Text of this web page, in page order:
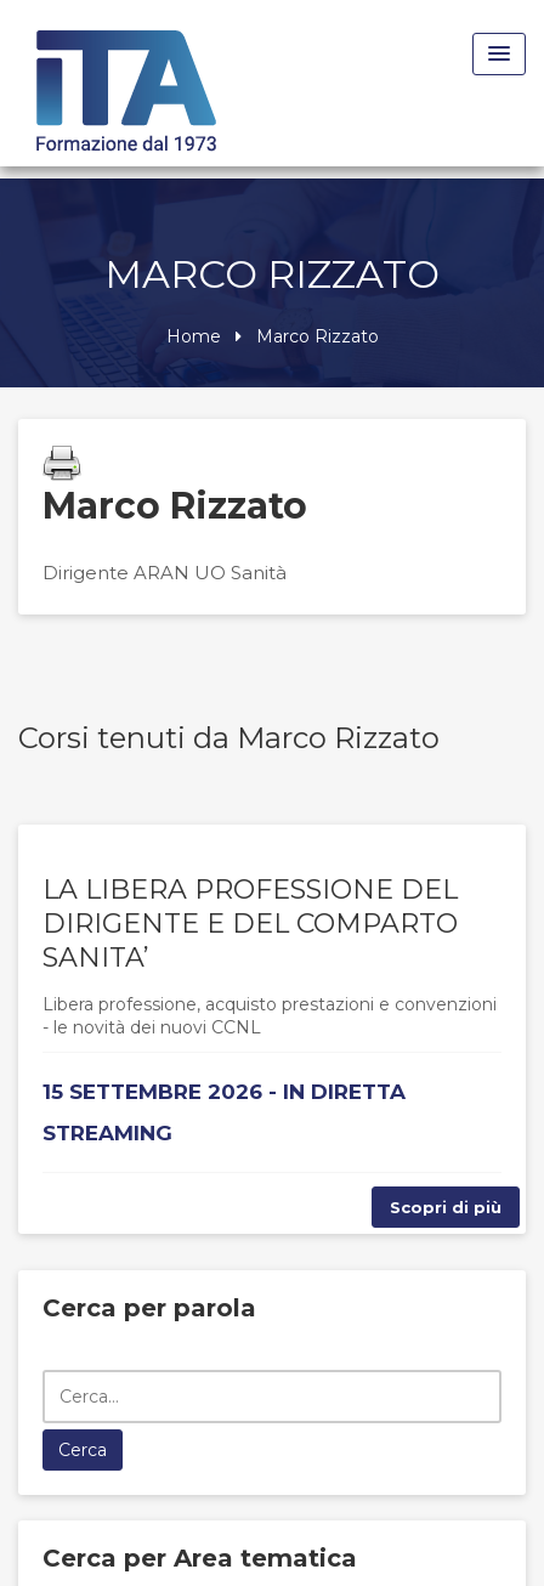
MARCO RIZZATO
Home Marco Rizzato
Marco Rizzato
Dirigente ARAN UO Sanità
Corsi tenuti da Marco Rizzato
LA LIBERA PROFESSIONE DEL
DIRIGENTE E DEL COMPARTO
SANITA’
Libera professione, acquisto prestazioni e convenzioni
- le novità dei nuovi CCNL
15 SETTEMBRE 2026 - IN DIRETTA
STREAMING
Scopri di più
Cerca per parola
Cerca per Area tematica